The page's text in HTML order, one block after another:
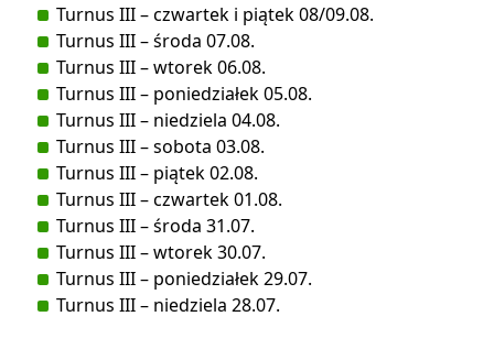
Turnus III – czwartek i piątek 08/09.08.
Turnus III – środa 07.08.
Turnus III – wtorek 06.08.
Turnus III – poniedziałek 05.08.
Turnus III – niedziela 04.08.
Turnus III – sobota 03.08.
Turnus III – piątek 02.08.
Turnus III – czwartek 01.08.
Turnus III – środa 31.07.
Turnus III – wtorek 30.07.
Turnus III – poniedziałek 29.07.
Turnus III – niedziela 28.07.